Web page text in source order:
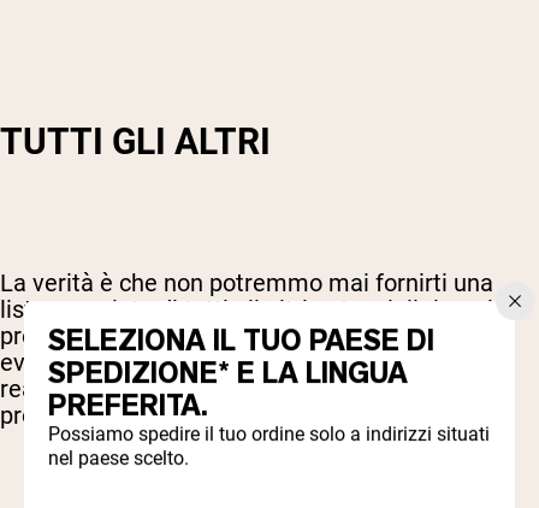
TUTTI GLI ALTRI
La verità è che non potremmo mai fornirti una
lista completa di tutti gli altri potenziali riempitivi
presenti sul mercato. E se deciderai o meno di
evitarli dipenderà da molti fattori personali. In
realtà, però, non c’è motivo che la tua polvere
proteica contenga tutti questi riempitivi.
SELEZIONA IL TUO PAESE DI
SPEDIZIONE* E LA LINGUA
PREFERITA.
Possiamo spedire il tuo ordine solo a indirizzi situati
nel paese scelto.